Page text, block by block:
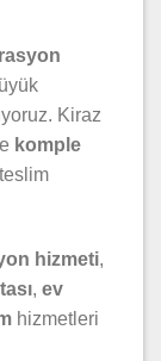
Kiraz
komple
hizmeti,
, ev
hizmetleri